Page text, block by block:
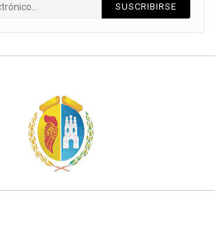
SUSCRIBIRSE